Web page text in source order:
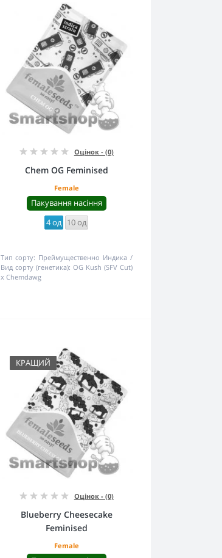
Оцінок - (0)
Chem OG Feminised
Female
Пакування насіння
4 од 10 од
Тип сорту: Преймущественно Индика
Вид сорту (генетика): OG Kush (SFV Cut)
x Chemdawg
КРАЩИЙ
Оцінок - (0)
Blueberry Cheesecake
Feminised
Female